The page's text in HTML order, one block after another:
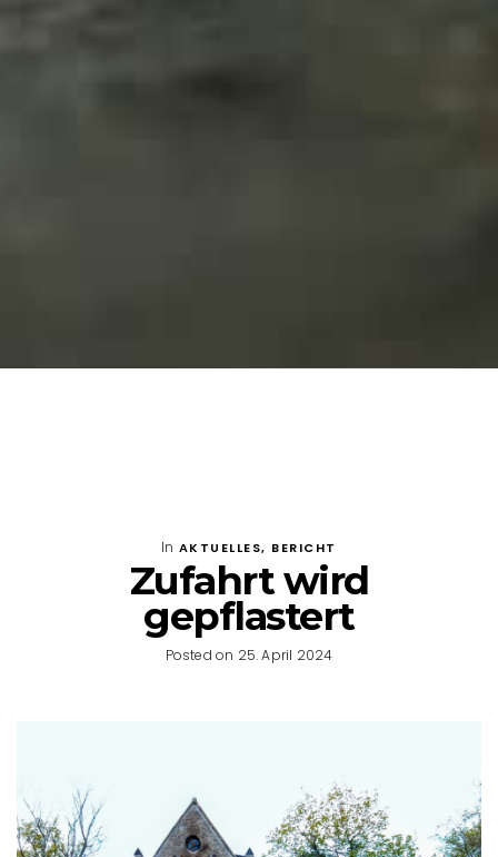
In AKTUELLES, BERICHT
Zufahrt wird
gepflastert
Posted on 25. April 2024